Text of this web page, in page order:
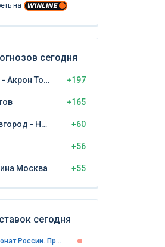
матчи 7
на
сегодня
Локомотив - Акрон Тольятти +197
+165
Нижний Новгород - Нефтехимик +60
+56
Москва +55
сегодня
Чемпионат России. Премьер-лига